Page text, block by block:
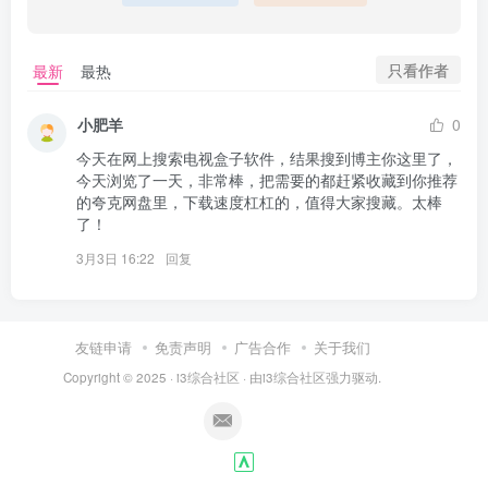
最新 最热 只看作者
小肥羊
0
今天在网上搜索电视盒子软件，结果搜到博主你这里了，
今天浏览了一天，非常棒，把需要的都赶紧收藏到你推荐
的夸克网盘里，下载速度杠杠的，值得大家搜藏。太棒
了！
3月3日 16:22 回复
友链申请 免责声明 广告合作 关于我们
Copyright © 2025 · i3综合社区 · 由i3综合社区强力驱动.